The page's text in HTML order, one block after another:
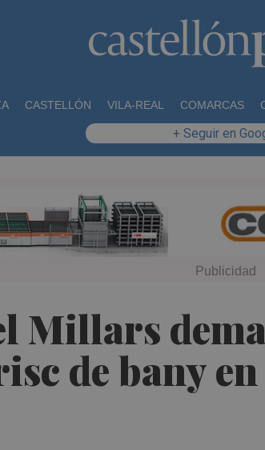
CASTELLÓN VILA-REAL COMARCAS
+ Seguir en
Millars
de bany